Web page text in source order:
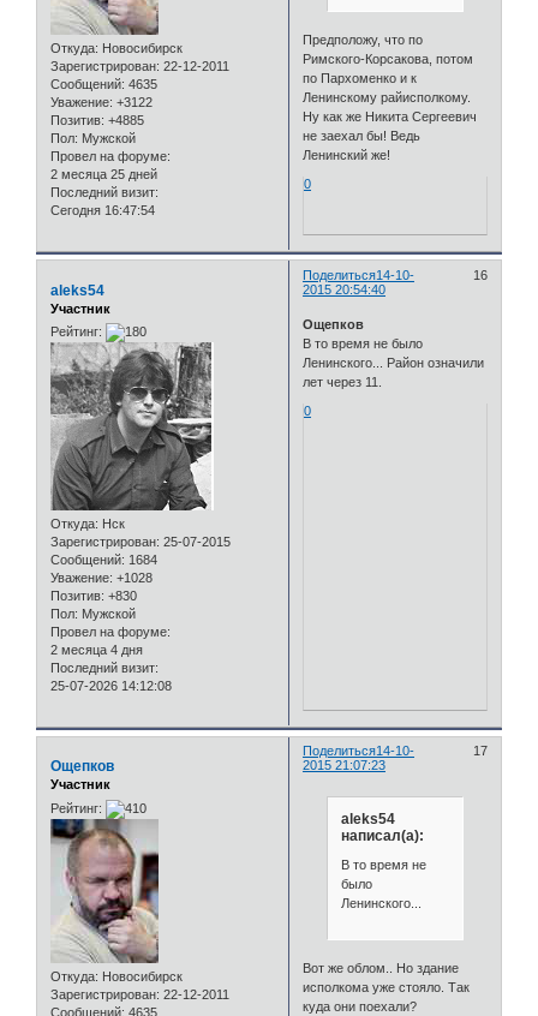
Откуда: Новосибирск
Зарегистрирован: 22-12-2011
Сообщений: 4635
Уважение: +3122
Позитив: +4885
Пол: Мужской
Провел на форуме:
2 месяца 25 дней
Последний визит:
Сегодня 16:47:54
Предположу, что по
Римского-Корсакова, потом
по Пархоменко и к
Ленинскому райисполкому.
Ну как же Никита Сергеевич
не заехал бы! Ведь
Ленинский же!
0
Поделиться 16
14-10-
2015 20:54:40
aleks54
Участник
Рейтинг:
Откуда: Нск
Зарегистрирован: 25-07-2015
Сообщений: 1684
Уважение: +1028
Позитив: +830
Пол: Мужской
Провел на форуме:
2 месяца 4 дня
Последний визит:
25-07-2026 14:12:08
Ощепков
В то время не было
Ленинского... Район означили
лет через 11.
0
Поделиться 17
14-10-
2015 21:07:23
Ощепков
Участник
Рейтинг:
Откуда: Новосибирск
Зарегистрирован: 22-12-2011
Сообщений: 4635
aleks54
написал(а):
В то время не
было
Ленинского...
Вот же облом.. Но здание
исполкома уже стояло. Так
куда они поехали?